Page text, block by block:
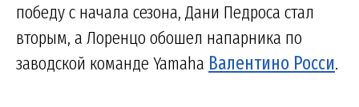
победу с начала сезона, Дани Педроса стал
вторым, а Лоренцо обошел напарника по
заводской команде Yamaha Валентино Росси.